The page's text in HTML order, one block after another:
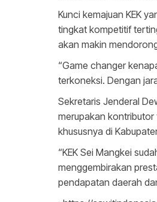
Kunci kemajuan KEK
tingkat kompetitif
akan makin
“Game changer
terkoneksi. Dengan
Sekretaris Jenderal
merupakan kontributor
khususnya di
“KEK Sei Mangkei
menggembirakan
pendapatan daerah